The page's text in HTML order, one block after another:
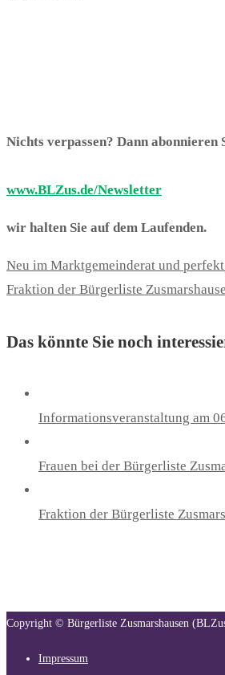
Nichts verpassen? Dann abonnieren
www.BLZus.de/Newsletter
wir halten Sie auf dem Laufenden.
Neu im Marktgemeinderat und
Fraktion der Bürgerliste
Das könnte Sie noch
Informationsveranstaltung am
Frauen bei der Bürgerliste
Fraktion der Bürgerliste
Copyright © Bürgerliste Zusmarshausen
Impressum